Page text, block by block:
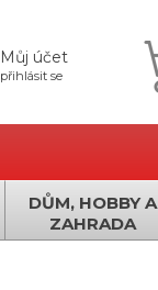
Můj účet
přihlásit se
DŮM, HOBBY A
ZAHRADA